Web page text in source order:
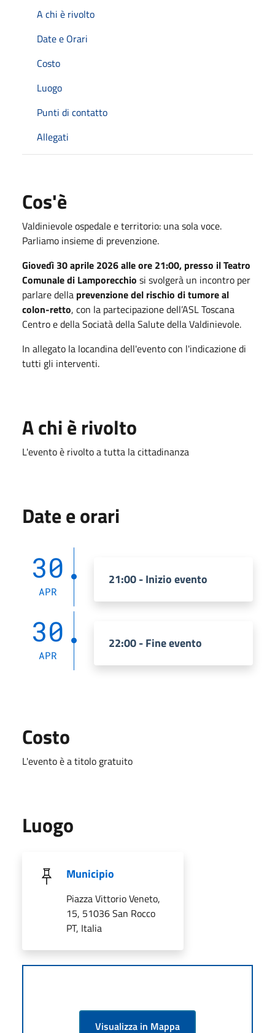
A chi è rivolto
Date e Orari
Costo
Luogo
Punti di contatto
Allegati
Cos'è
Valdinievole ospedale e territorio: una sola voce.
Parliamo insieme di prevenzione.
Giovedì 30 aprile 2026 alle ore 21:00, presso il Teatro
Comunale di Lamporecchio si svolgerà un incontro per
parlare della prevenzione del rischio di tumore al
colon-retto, con la partecipazione dell’ASL Toscana
Centro e della Sociatà della Salute della Valdinievole.
In allegato la locandina dell'evento con l'indicazione di
tutti gli interventi.
A chi è rivolto
L'evento è rivolto a tutta la cittadinanza
Date e orari
30
APR
21:00 - Inizio evento
30
APR
22:00 - Fine evento
Costo
L'evento è a titolo gratuito
Luogo
Municipio
Piazza Vittorio Veneto,
15, 51036 San Rocco
PT, Italia
Visualizza in Mappa